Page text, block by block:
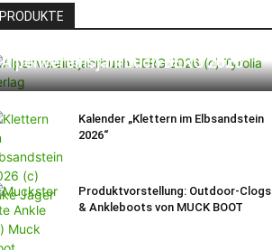
PRODUKTE
Alpenvereinsjahrbuch BERG 2026
Kalender „Klettern im Elbsandstein
2026“
Produktvorstellung: Outdoor-Clogs
& Ankleboots von MUCK BOOT